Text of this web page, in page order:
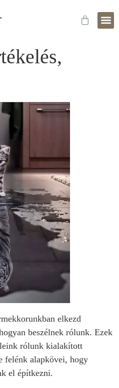
elkezd
beszélnek rólunk. Ezek
rólunk kialakított
felénk alapkövei, hogy
el építkezni.